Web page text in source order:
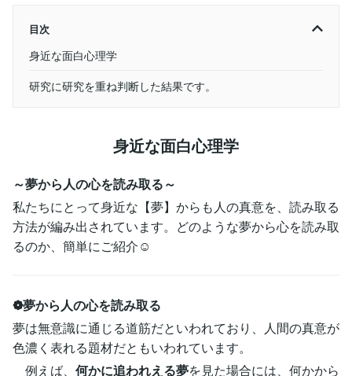
目次
身近な面白心理学
研究に研究を重ね判断した結果です。
身近な面白心理学
～夢から人の心を読み取る～
私たちにとって身近な【夢】からも人の真意を、読み取る
方法が編み出されています。どのような夢から心を読み取
るのか、簡単にご紹介☺
❁夢から人の心を読み取る
夢は無意識に通じる道筋だといわれており、人間の真意が
色濃く表れる題材だともいわれています。
例えば、 何かに追われえる夢を見た場合には、何かから